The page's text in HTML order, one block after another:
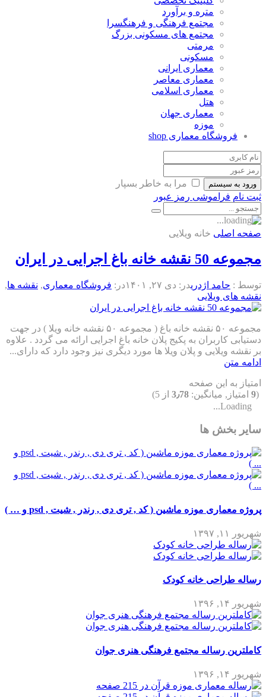
متره و برآورد
مجتمع فرهنگی و فرهنگسرا
مجتمع های مسکونی بزرگ
مرمتی
مسکونی
معماری ایرانی
معماری معاصر
معماری اسلامی
هتل
معماری جهان
موزه
فروشگاه معماری shop
ورود به سیستم
مرا به خاطر بسپار
ثبت نام فراموشی رمز عبور
صفحه اصلی خانه ویلایی
مجموعه 50 نقشه خانه باغ اجرایی در ایران
توسط : حامد اژدریدر: دی ۲۷, ۱۴۰۱ در: فروشگاه معماری, نقشه ها,
نقشه های ویلایی
مجموعه ۵۰ نقشه خانه باغ ( مجموعه ۵۰ نقشه خانه ویلا ) در جهت
دستیابی کاربران به پکیج پلان خانه باغ اجرایی ارائه می گردد . علاوه
بر نقشه ویلایی و پلان ویلا ها مورد دیگری نیز وجود دارد که دارای...
ادامه متن
امتیاز به این صفحه
(
9 امتیاز, میانگین: 3٫78 از 5)
Loading...
سایر بخش ها
پروژه معماری موزه ماشین ( کد , تری دی , رندر , شیت , psd و … )
شهریور ۱۱, ۱۳۹۷
رساله طراحی خانه کودک
شهریور ۱۴, ۱۳۹۶
کاملترین رساله مجتمع فرهنگی هنری جوان
شهریور ۱۴, ۱۳۹۶